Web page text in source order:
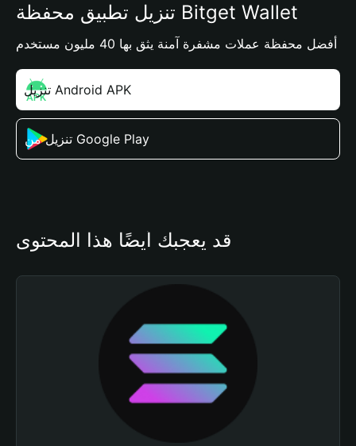
تنزيل تطبيق محفظة Bitget Wallet
أفضل محفظة عملات مشفرة آمنة يثق بها 40 مليون مستخدم
تنزيل Android APK
تنزيل من Google Play
قد يعجبك أيضًا هذا المحتوى